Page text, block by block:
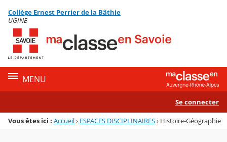
Menu de la rubrique
Contenu
Collège Ernest Perrier de la Bâthie
UGINE
MENU
Se connecter
Vous êtes ici : Accueil› ESPACES DISCIPLINAIRES› Histoire-Géographie